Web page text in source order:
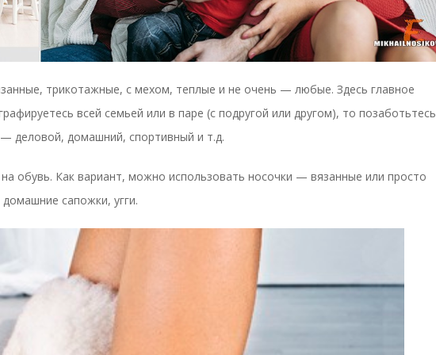
трикотажные, с мехом, теплые и не очень — любые. Здесь главное
всей семьей или в паре (с подругой или другом), то позаботьтесь
деловой, домашний, спортивный и т.д.
обувь. Как вариант, можно использовать носочки — вязанные или просто
сапожки, угги.